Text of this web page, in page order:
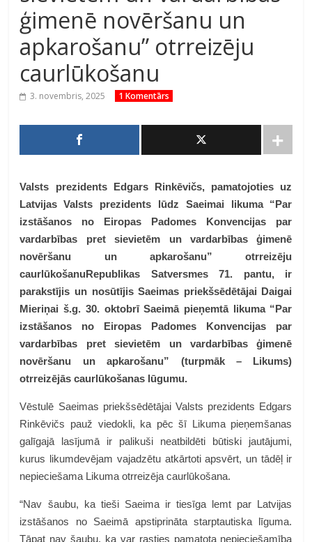
ģimenē novēršanu un
apkarošanu” otrreizēju
caurlūkošanu
3. novembris, 2025 1 Komentārs
Valsts prezidents Edgars Rinkēvičs, pamatojoties uz
LatvijasValsts prezidents lūdz Saeimai likuma “Par
izstāšanos no Eiropas Padomes Konvencijas par
vardarbības pret sievietēm un vardarbības ģimenē
novēršanu un apkarošanu” otrreizēju
caurlūkošanuRepublikas Satversmes 71. pantu, ir
parakstījis un nosūtījis Saeimas priekšsēdētājai Daigai
Mieriņai š.g. 30. oktobrī Saeimā pieņemtā likuma “Par
izstāšanos no Eiropas Padomes Konvencijas par
vardarbības pret sievietēm un vardarbības ģimenē
novēršanu un apkarošanu” (turpmāk – Likums)
otrreizējās caurlūkošanas lūgumu.
Vēstulē Saeimas priekšsēdētājai Valsts prezidents Edgars
Rinkēvičs pauž viedokli, ka pēc šī Likuma pieņemšanas
galīgajā lasījumā ir palikuši neatbildēti būtiski jautājumi,
kurus likumdevējam vajadzētu atkārtoti apsvērt, un tādēļ ir
nepieciešama Likuma otrreizēja caurlūkošana.
“Nav šaubu, ka tieši Saeima ir tiesīga lemt par Latvijas
izstāšanos no Saeimā apstiprināta starptautiska līguma.
Tāpat nav šaubu, ka var rasties pamatota nepieciešamība